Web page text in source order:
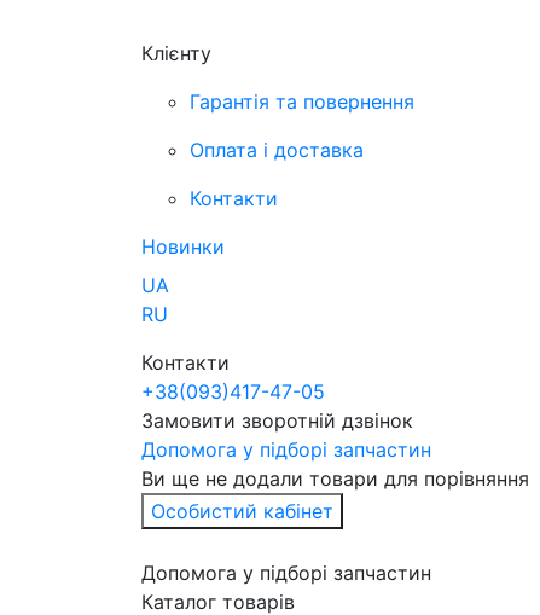
Клієнту
Гарантія та повернення
Оплата і доставка
Контакти
Новинки
UA
RU
Контакти
+38(093)417-47-05
Замовити зворотній дзвінок
Допомога у підборі запчастин
Ви ще не додали товари для порівняння
Особистий кабінет
Допомога у підборі запчастин
Каталог товарів